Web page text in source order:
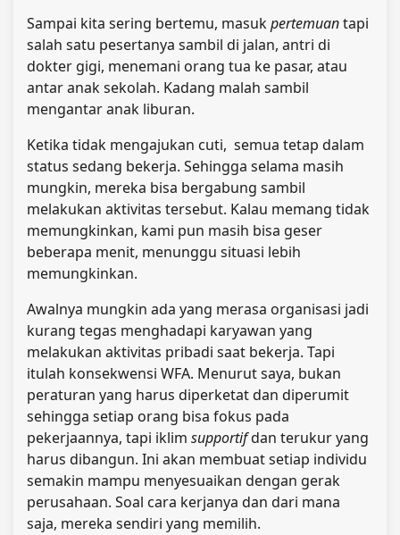
Sampai kita sering bertemu, masukpertemuantapi
salah satu pesertanya sambil di jalan, antri di
dokter gigi, menemani orang tua ke pasar, atau
antar anak sekolah. Kadang malah sambil
mengantar anak liburan.
Ketika tidak mengajukan cuti, semua tetap dalam
status sedang bekerja. Sehingga selama masih
mungkin, mereka bisa bergabung sambil
melakukan aktivitas tersebut. Kalau memang tidak
memungkinkan, kami pun masih bisa geser
beberapa menit, menunggu situasi lebih
memungkinkan.
Awalnya mungkin ada yang merasa organisasi jadi
kurang tegas menghadapi karyawan yang
melakukan aktivitas pribadi saat bekerja. Tapi
itulah konsekwensi WFA. Menurut saya, bukan
peraturan yang harus diperketat dan diperumit
sehingga setiap orang bisa fokus pada
pekerjaannya, tapi iklim supportifdan terukur yang
harus dibangun. Ini akan membuat setiap individu
semakin mampu menyesuaikan dengan gerak
perusahaan. Soal cara kerjanya dan dari mana
saja, mereka sendiri yang memilih.